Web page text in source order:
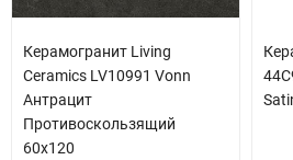
Керамогранит Living
Ceramics LV10991 Vonn
Антрацит
Противоскользящий
60x120